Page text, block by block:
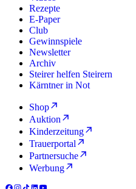
Rezepte
E-Paper
Club
Gewinnspiele
Newsletter
Archiv
Steirer helfen Steirern
Kärntner in Not
Shop
Auktion
Kinderzeitung
Trauerportal
Partnersuche
Werbung